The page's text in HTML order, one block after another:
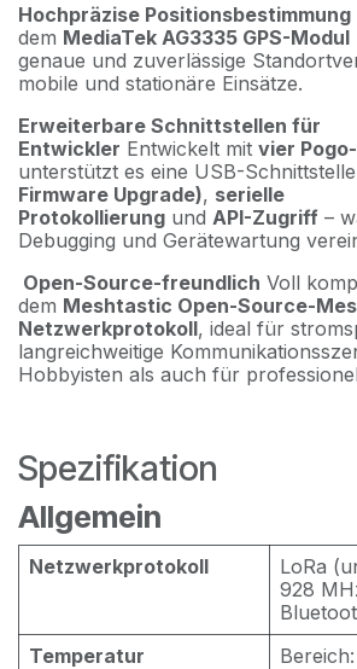
Hochpräzise Positionsbestimmung
dem MediaTek AG3335 GPS-Modul
genaue und zuverlässige
mobile und stationäre Einsätze.
Erweiterbare Schnittstellen für
Entwickler Entwickelt mit vier
unterstützt es eine USB-
Firmware Upgrade), serielle
Protokollierung und API-Zugriff –
Debugging und Gerätewartung
Open-Source-freundlich Voll
dem Meshtastic Open-Source-
Netzwerkprotokoll, ideal für
langreichweitige
Hobbyisten als auch für
Spezifikation
Allgemein
Netzwerkprotokoll
LoRa
928
Temperatur